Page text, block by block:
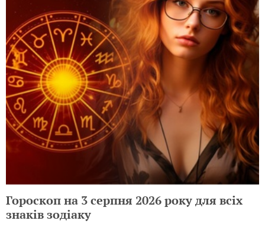
Гороскоп на 3 серпня 2026 року для всіх
знаків зодіаку